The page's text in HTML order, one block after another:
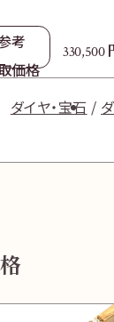
考
価格
330,500
ダイヤ・宝石